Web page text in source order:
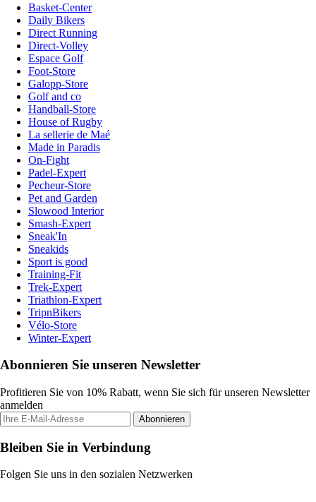
Basket-Center
Daily Bikers
Direct Running
Direct-Volley
Espace Golf
Foot-Store
Galopp-Store
Golf and co
Handball-Store
House of Rugby
La sellerie de Maé
Made in Paradis
On-Fight
Padel-Expert
Pecheur-Store
Pet and Garden
Slowood Interior
Smash-Expert
Sneak'In
Sneakids
Sport is good
Training-Fit
Trek-Expert
Triathlon-Expert
TripnBikers
Vélo-Store
Winter-Expert
Abonnieren Sie unseren Newsletter
Profitieren Sie von 10% Rabatt, wenn Sie sich für unseren Newsletter
anmelden
Abonnieren
Bleiben Sie in Verbindung
Folgen Sie uns in den sozialen Netzwerken